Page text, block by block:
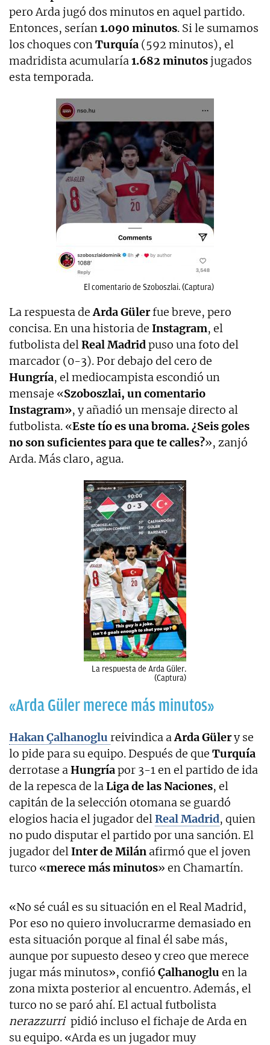
pero Arda jugó dos minutos en aquel partido.
Entonces, serían1.090 minutos. Si le sumamos
los choques conTurquía (592 minutos), el
madridista acumularía1.682 minutosjugados
esta temporada.
El comentario de Szoboszlai. (Captura)
La respuesta deArda Gülerfue breve, pero
concisa. En una historia de Instagram, el
futbolista delReal Madridpuso una foto del
marcador (0-3). Por debajo del cero de
Hungría, el mediocampista escondió un
mensaje «Szoboszlai, un comentario
Instagram», y añadió un mensaje directo al
futbolista. «Este tío es una broma. ¿Seis goles
no son suficientes para que te calles?», zanjó
Arda. Más claro, agua.
La respuesta de Arda Güler.
(Captura)
«Arda Güler merece más minutos»
Hakan Çalhanoglu reivindica aArda Gülery se
lo pide para su equipo. Después de que Turquía
derrotase aHungríapor 3-1 en el partido de ida
de la repesca de laLiga de las Naciones, el
capitán de la selección otomana se guardó
elogios hacia el jugador delReal Madrid, quien
no pudo disputar el partido por una sanción. El
jugador delInter de Milán afirmó que el joven
turco «merece más minutos» en Chamartín.
«No sé cuál es su situación en el Real Madrid,
Por eso no quiero involucrarme demasiado en
esta situación porque al final él sabe más,
aunque por supuesto deseo y creo que merece
jugar más minutos», confió Çalhanoglu en la
zona mixta posterior al encuentro. Además, el
turco no se paró ahí. El actual futbolista
nerazzurri pidió incluso el fichaje de Arda en
su equipo. «Arda es un jugador muy